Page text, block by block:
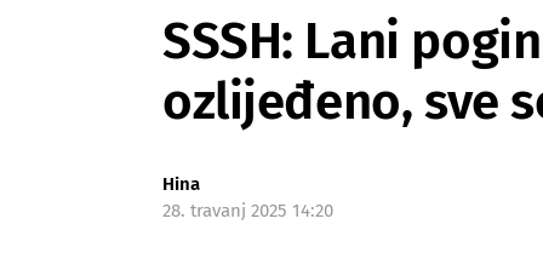
SSSH: Lani
ozlijeđeno, sve
Hina
28. travanj 2025 14:20